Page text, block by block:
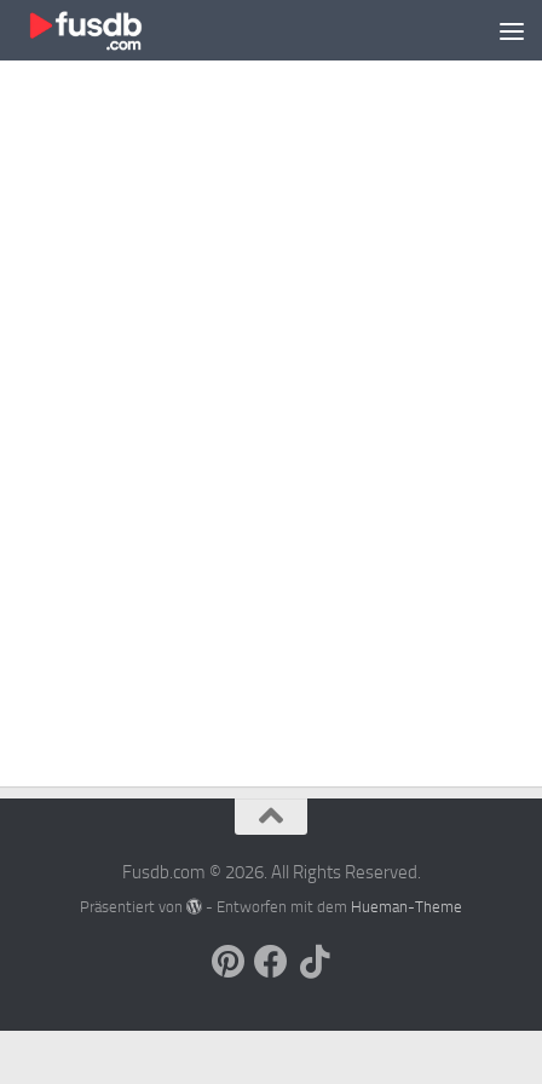
Zum Inhalt springen
Fusdb.com © 2026. All Rights Reserved.
Präsentiert von - Entworfen mit dem Hueman-Theme